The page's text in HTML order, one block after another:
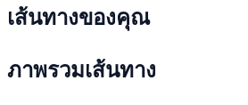
เส้นทางของคุณ
ภาพรวมเส้นทาง